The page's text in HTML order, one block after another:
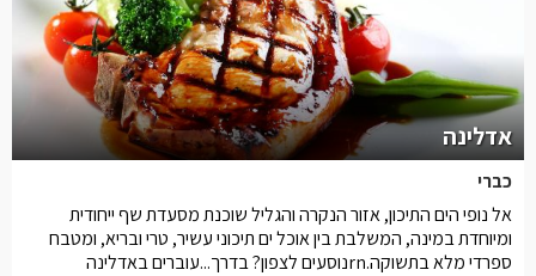
אדלינה
כברי
אל נופי הים התיכון, אזור הנקרה והגליל שוכנת מסעדת שף ייחודית
ומיוחדת במינה, המשלבת בין אוכל ים תיכוני עשיר, טרי ובריא, ומטבח
ספרדי מלא בתשוקה.rnנוסעים לצפון? בדרך...עוברים באדלינה